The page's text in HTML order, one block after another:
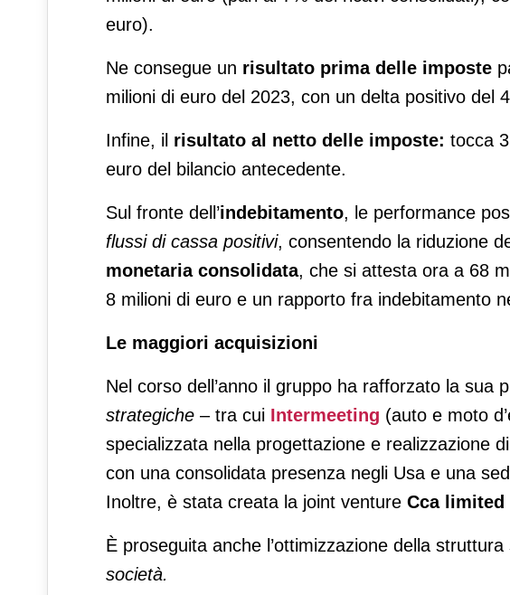
euro).
Ne consegue un risultato prima delle imposte
milioni di euro del 2023, con un delta positivo del
Infine, il risultato al netto delle imposte: tocca
euro del bilancio antecedente.
Sul fronte dell’indebitamento, le performance
flussi di cassa positivi, consentendo la riduzione
monetaria consolidata, che si attesta ora a 68
8 milioni di euro e un rapporto fra indebitamento
Le maggiori acquisizioni
Nel corso dell’anno il gruppo ha rafforzato la sua
strategiche – tra cui Intermeeting (auto e moto
specializzata nella progettazione e realizzazione
con una consolidata presenza negli Usa e una
Inoltre, è stata creata la joint venture Cca limited
È proseguita anche l’ottimizzazione della
società.